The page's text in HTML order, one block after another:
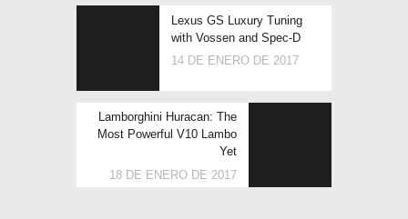
Lexus GS Luxury Tuning
with Vossen and Spec-D
14 DE ENERO DE 2017
Lamborghini Huracan: The
Most Powerful V10 Lambo
Yet
18 DE ENERO DE 2017